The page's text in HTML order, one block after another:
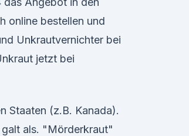
online bestellen und
Unkrautvernichter bei
jetzt bei
Staaten (z.B. Kanada).
galt als. "Mörderkraut"